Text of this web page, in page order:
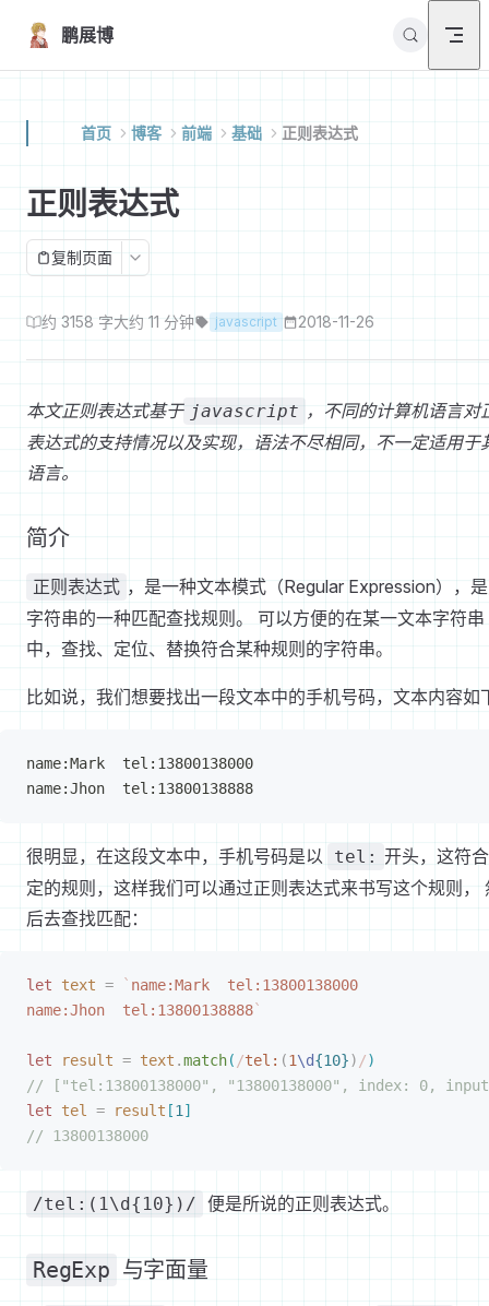
Skip to content
鹏展博
首页 博客 前端 基础 正则表达式
正则表达式
复制页面
约 3158 字大约 11 分钟 javascript 2018-11-26
本文正则表达式基于 javascript ，不同的计算机语言对
表达式的支持情况以及实现，语法不尽相同，不一定适用于
语言。
简介
正则表达式 ，是一种文本模式（Regular Expression），
字符串的一种匹配查找规则。 可以方便的在某一文本字符串
中，查找、定位、替换符合某种规则的字符串。
比如说，我们想要找出一段文本中的手机号码，文本内容如
name:Mark  tel:13800138000
name:Jhon  tel:13800138888
很明显，在这段文本中，手机号码是以 tel: 开头，这符
定的规则，这样我们可以通过正则表达式来书写这个规则，
后去查找匹配：
let text = ` name:Mark  tel:13800138000
name:Jhon  tel:13800138888`
let result = text .match( /tel: (1\d{10}) /)
// ["tel:13800138000", "13800138000", index: 0,
let tel = result [1 ]
// 13800138000
/tel:(1\d{10})/ 便是所说的正则表达式。
RegExp 与字面量